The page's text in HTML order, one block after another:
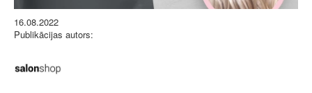
16.08.2022
Publikācijas autors: